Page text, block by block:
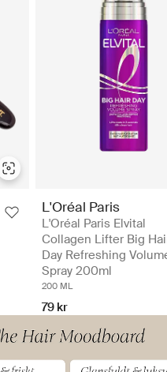
L'Oréal Paris
L'Oréal Paris Elvital
Collagen Lifter Big
Day Refreshing
Spray 200ml
200 ML
79 kr